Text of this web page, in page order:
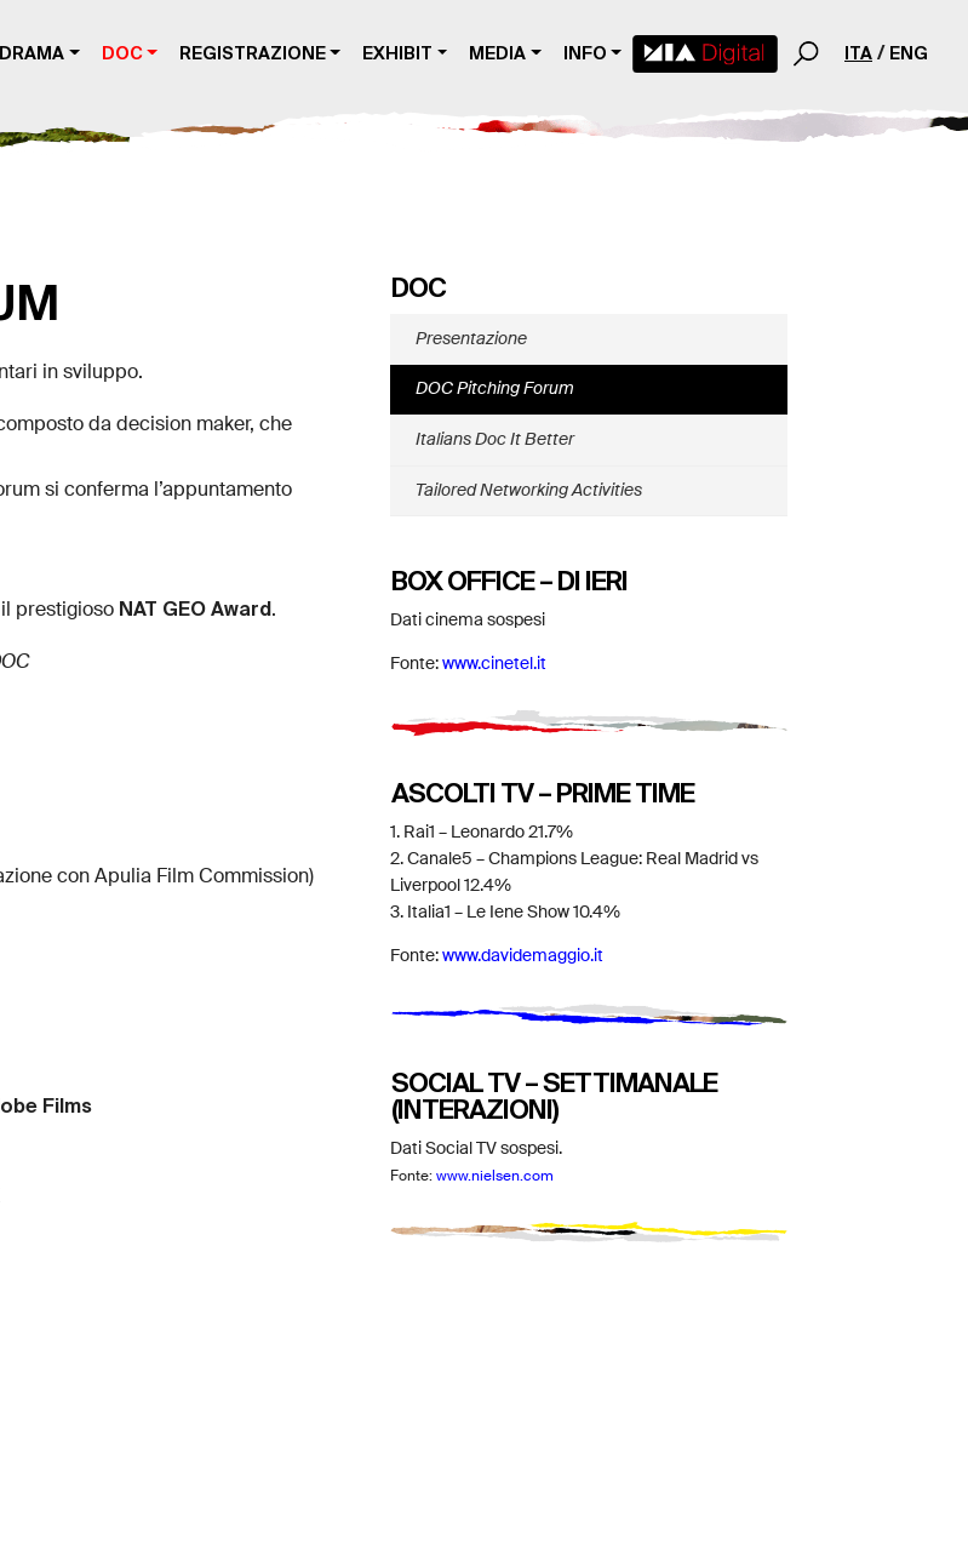
DRAMA DOC REGISTRAZIONE EXHIBIT MEDIA INFO ITA ENG
in sviluppo.
da decision maker, che
si conferma l’appuntamento
prestigioso NAT GEO Award.
con Apulia Film Commission)
Films
DOC
Presentazione
DOC Pitching Forum
Italians Doc It Better
Tailored Networking Activities
BOX OFFICE – DI IERI
Dati cinema sospesi
Fonte:www.cinetel.it
ASCOLTI TV – PRIME TIME
1. Rai1 – Leonardo 21.7%
2. Canale5 – Champions League: Real Madrid vs
Liverpool 12.4%
3. Italia1 – Le Iene Show 10.4%
Fonte:www.davidemaggio.it
SOCIAL TV – SETTIMANALE
(INTERAZIONI)
Dati Social TV sospesi.
Fonte:www.nielsen.com